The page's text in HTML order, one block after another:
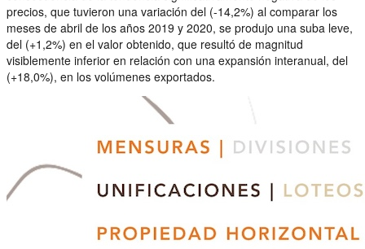
precios, que tuvieron una variación del (-14,2%) al comparar los
meses de abril de los años 2019 y 2020, se produjo una suba leve,
del (+1,2%) en el valor obtenido, que resultó de magnitud
visiblemente inferior en relación con una expansión interanual, del
(+18,0%), en los volúmenes exportados.